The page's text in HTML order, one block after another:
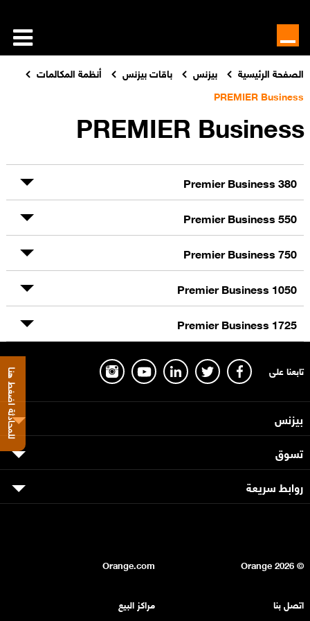
الصفحة الرئيسية بيزنس باقات بيزنس
أنظمة المكالمات
PREMIER Business
PREMIER Business
Premier Business 380
Premier Business 550
Premier Business 750
Premier Business 1050
Premier Business 1725
للمحادثة اضغط هنا تابعنا على
بيزنس
تسوق
روابط سريعة
© Orange
2026
Orange.com
اتصل بنا مراكز البيع